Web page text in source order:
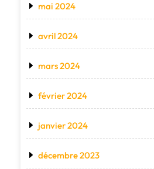
mai 2024
avril 2024
mars 2024
février 2024
janvier 2024
décembre 2023